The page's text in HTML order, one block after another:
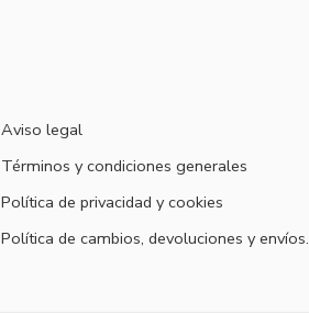
Aviso legal
Términos y condiciones generales
Política de privacidad y cookies
Política de cambios, devoluciones y envíos.